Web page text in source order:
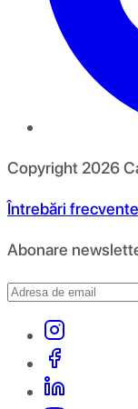
Copyright 2026
Întrebări frecvente
Abonare